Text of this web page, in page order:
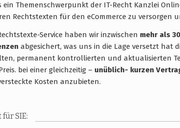
ein Themenschwerpunkt der IT-Recht Kanzlei
Rechtstexten für den eCommerce zu versorgen
Service haben wir inzwischen mehr als
abgesichert, was uns in die Lage versetzt hat
permanent kontrollierten und aktualisierten
bei einer gleichzeitig – unüblich- kurzen
Kosten anzubieten.
SIE: